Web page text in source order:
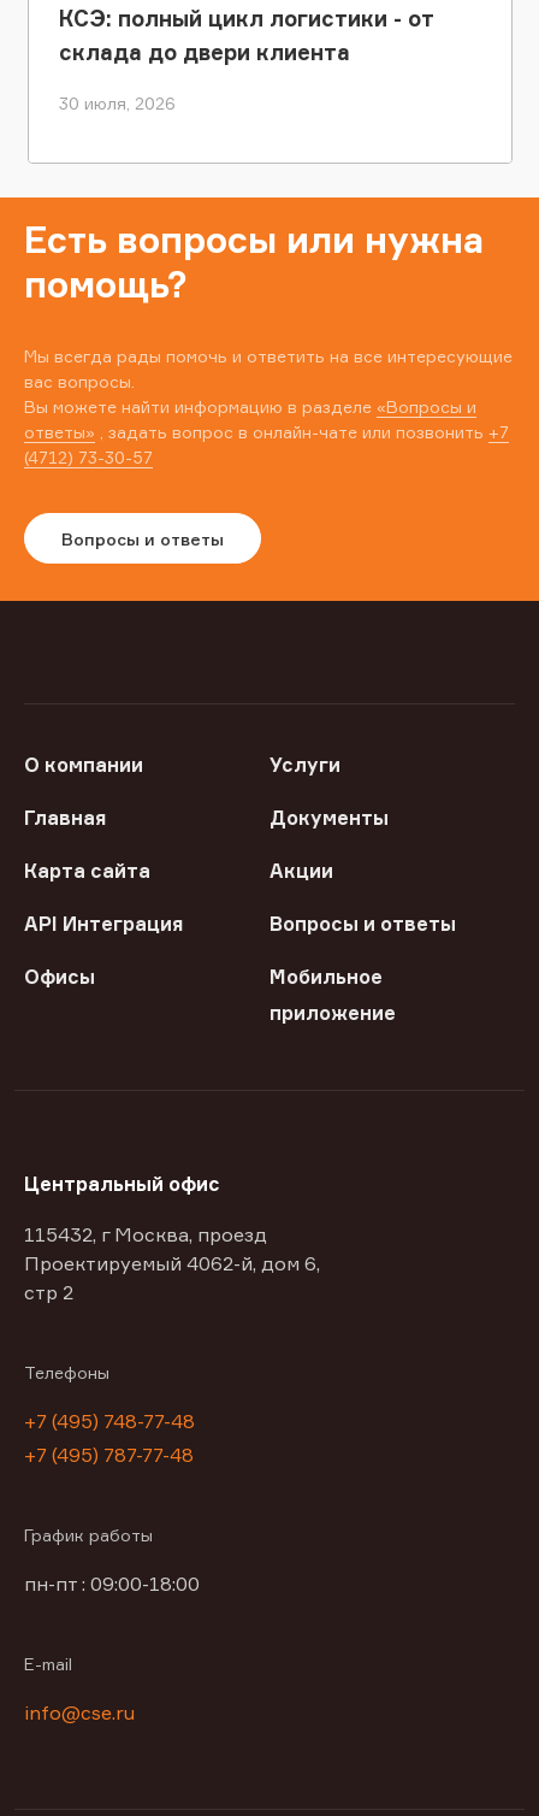
КСЭ: полный цикл логистики - от
склада до двери клиента
30 июля, 2026
Есть вопросы или нужна
помощь?
Мы всегда рады помочь и ответить на все интересующие
вас вопросы.
Вы можете найти информацию в разделе «Вопросы и
ответы» , задать вопрос в онлайн-чате или позвонить +7
(4712) 73-30-57
Вопросы и ответы
О компании Услуги
Главная Документы
Карта сайта Акции
API Интеграция Вопросы и ответы
Офисы
Мобильное
приложение
Центральный офис
115432, г Москва, проезд
Проектируемый 4062-й, дом 6,
стр 2
Телефоны
+7 (495) 748-77-48
+7 (495) 787-77-48
График работы
пн-пт : 09:00-18:00
E-mail
info@cse.ru